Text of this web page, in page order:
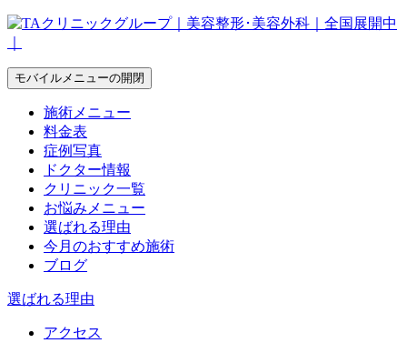
モバイルメニューの開閉
施術メニュー
料金表
症例写真
ドクター情報
クリニック一覧
お悩みメニュー
選ばれる理由
今月のおすすめ施術
ブログ
選ばれる理由
アクセス